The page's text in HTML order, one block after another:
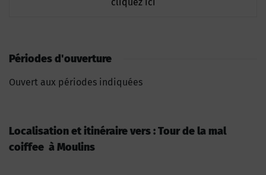
Périodes d'ouverture
Ouvert aux périodes indiquées
Localisation et itinéraire vers : Tour de la mal
coiffee à Moulins